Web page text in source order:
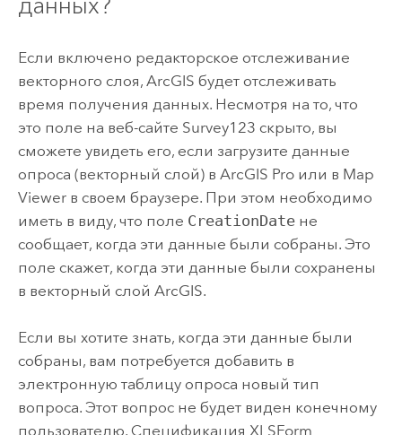
Если включено редакторское отслеживание
векторного слоя, ArcGIS будет отслеживать
время получения данных. Несмотря на то, что
это поле на веб-сайте Survey123 скрыто, вы
сможете увидеть его, если загрузите данные
опроса (векторный слой) в ArcGIS Proили в Map
Viewerв своем браузере. При этом необходимо
иметь в виду, что поле CreationDateне
сообщает, когда эти данные были собраны. Это
поле скажет, когда эти данные были сохранены
в векторный слой ArcGIS.
Если вы хотите знать, когда эти данные были
собраны, вам потребуется добавить в
электронную таблицу опроса новый тип
вопроса. Этот вопрос не будет виден конечному
пользователю. Спецификация XLSForm